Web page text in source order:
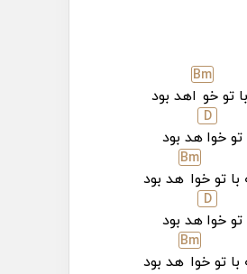
با تو خو
Bm
اهد بود
خوا
D
هد بود
تو خوا
Bm
هد بود
خوا
D
هد بود
تو خوا
Bm
هد بود